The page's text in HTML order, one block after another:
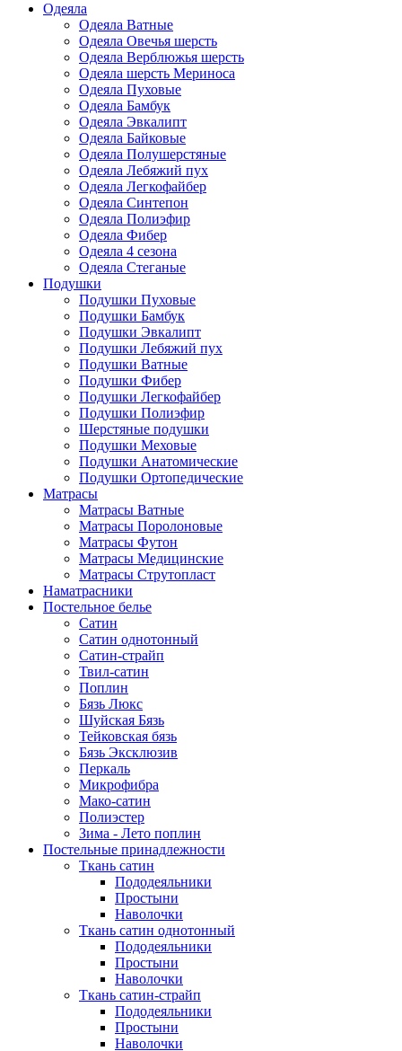
Одеяла
Одеяла Ватные
Одеяла Овечья шерсть
Одеяла Верблюжья шерсть
Одеяла шерсть Мериноса
Одеяла Пуховые
Одеяла Бамбук
Одеяла Эвкалипт
Одеяла Байковые
Одеяла Полушерстяные
Одеяла Лебяжий пух
Одеяла Легкофайбер
Одеяла Синтепон
Одеяла Полиэфир
Одеяла Фибер
Одеяла 4 сезона
Одеяла Стеганые
Подушки
Подушки Пуховые
Подушки Бамбук
Подушки Эвкалипт
Подушки Лебяжий пух
Подушки Ватные
Подушки Фибер
Подушки Легкофайбер
Подушки Полиэфир
Шерстяные подушки
Подушки Меховые
Подушки Анатомические
Подушки Ортопедические
Матрасы
Матрасы Ватные
Матрасы Поролоновые
Матрасы Футон
Матрасы Медицинские
Матрасы Струтопласт
Наматрасники
Постельное белье
Сатин
Сатин однотонный
Сатин-страйп
Твил-сатин
Поплин
Бязь Люкс
Шуйская Бязь
Тейковская бязь
Бязь Эксклюзив
Перкаль
Микрофибра
Мако-сатин
Полиэстер
Зима - Лето поплин
Постельные принадлежности
Ткань сатин
Пододеяльники
Простыни
Наволочки
Ткань сатин однотонный
Пододеяльники
Простыни
Наволочки
Ткань сатин-страйп
Пододеяльники
Простыни
Наволочки